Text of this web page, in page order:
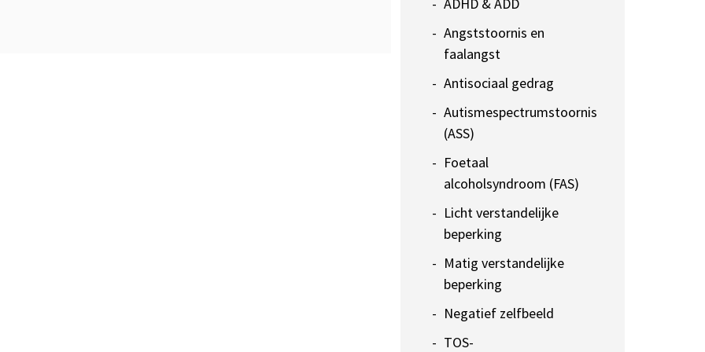
Angststoornis en
faalangst
Antisociaal gedrag
Autismespectrumstoornis
(ASS)
Foetaal
alcoholsyndroom (FAS)
Licht verstandelijke
beperking
Matig verstandelijke
beperking
Negatief zelfbeeld
TOS-